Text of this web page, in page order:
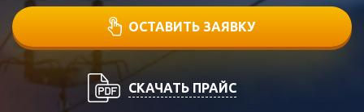
ОСТАВИТЬ ЗАЯВКУ
СКАЧАТЬ ПРАЙС